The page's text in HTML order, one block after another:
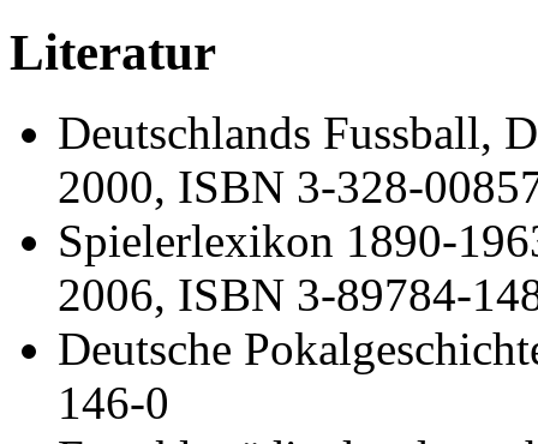
Literatur
Deutschlands Fussball,
2000, ISBN 3-328-
Spielerlexikon 1890-
2006, ISBN 3-89784-
Deutsche
146-0